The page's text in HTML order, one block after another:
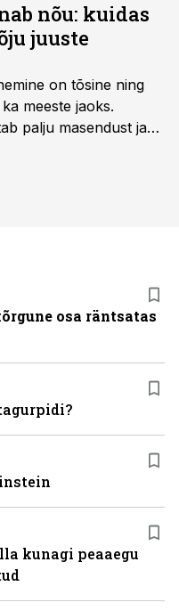
nõu: kuidas
juuste
on tõsine ning
meeste jaoks.
palju masendust ja
osa räntsatas
kunagi peaaegu